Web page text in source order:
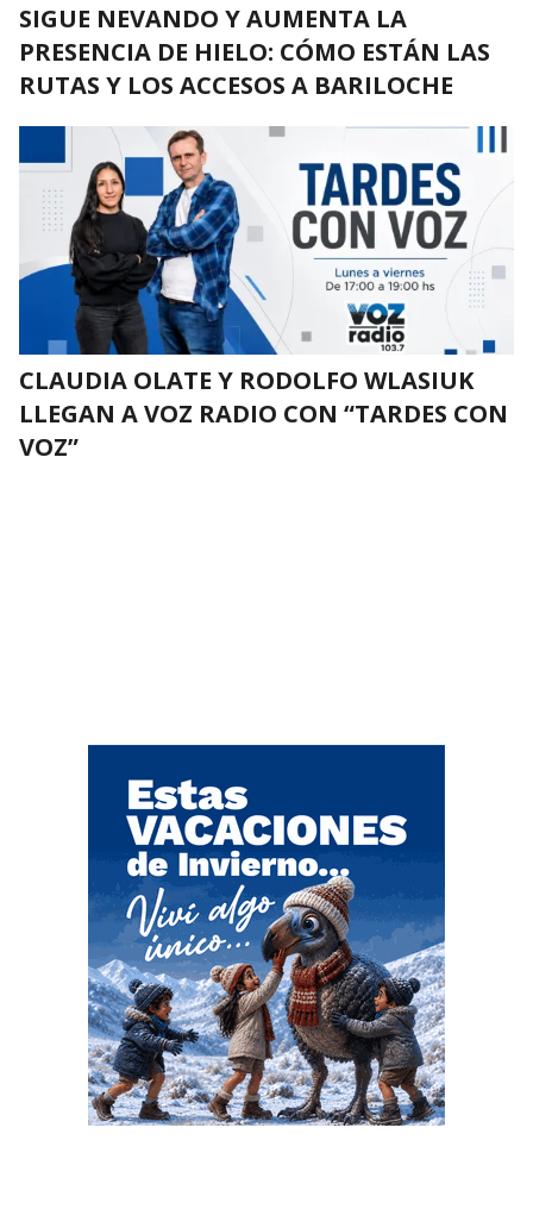
SIGUE NEVANDO Y AUMENTA LA
PRESENCIA DE HIELO: CÓMO ESTÁN LAS
RUTAS Y LOS ACCESOS A BARILOCHE
CLAUDIA OLATE Y RODOLFO WLASIUK
LLEGAN A VOZ RADIO CON “TARDES CON
VOZ”